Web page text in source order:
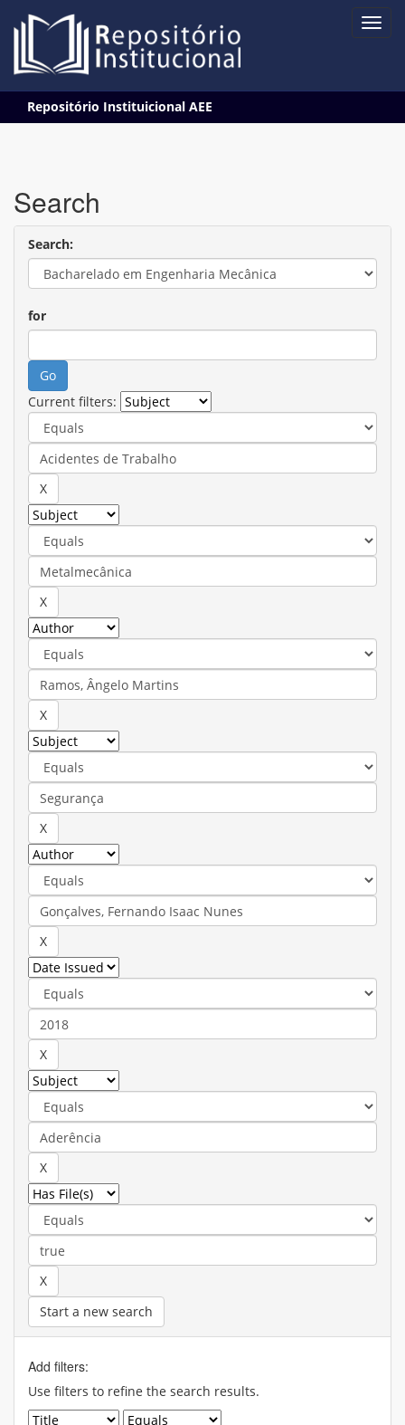
navigation
Repositório Instituicional AEE
Search
Search:
for
Current filters:
Start a new search
Add filters:
Use filters to refine the search results.